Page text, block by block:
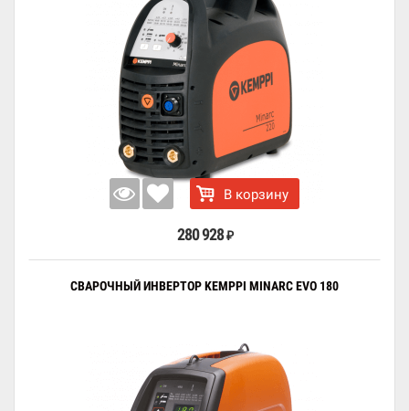
В корзину
280 928 ₽
СВАРОЧНЫЙ ИНВЕРТОР KEMPPI MINARC EVO 180